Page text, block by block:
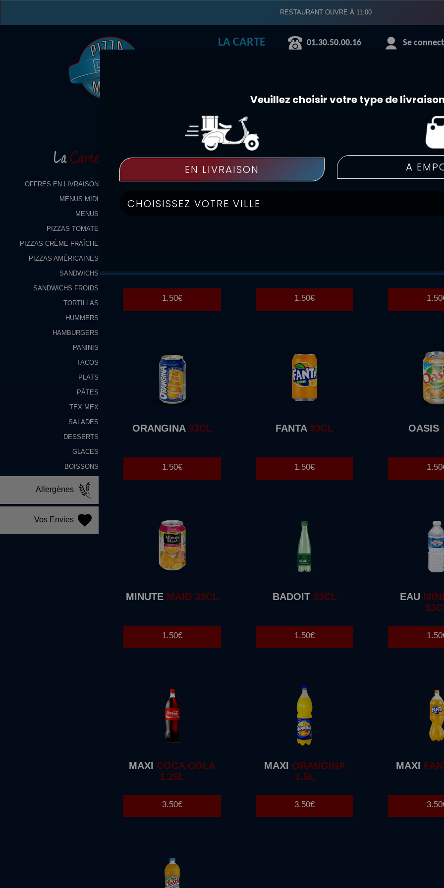
RESTAURANT OUVRE À 11:00
LA CARTE 01.30.50.00.16 Se
LaCarte
OFFRES EN LIVRAISON
MENUS MIDI
MENUS
PIZZAS TOMATE
PIZZAS CRÈME FRAÎCHE
PIZZAS AMÉRICAINES
SANDWICHS
SANDWICHS FROIDS
TORTILLAS
HUMMERS
HAMBURGERS
PANINIS
TACOS
PLATS
PÂTES
TEX MEX
SALADES
DESSERTS
GLACES
BOISSONS
Allergènes
Vos Envies
1.50€
33CL
1.50€
ORANGINA33CL
1.50€
FANTA33CL
1.50€
OASIS
MINUTE MAID 33CL
1.50€
BADOIT33CL
1.50€
EAU
MAXI COCA COLA
1.25L
3.50€
MAXI ORANGINA
1.5L
3.50€
MAXI